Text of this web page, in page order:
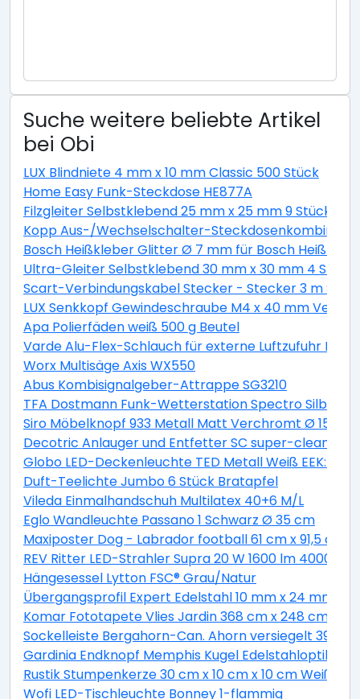
Suche weitere beliebte Artikel
bei Obi
LUX Blindniete 4 mm x 10 mm Classic 500 Stück
Home Easy Funk-Steckdose HE877A
Filzgleiter Selbstklebend 25 mm x 25 mm 9 Stück
Kopp Aus-/Wechselschalter-
Bosch Heißkleber Glitter Ø 7 mm für Bosch
Ultra-Gleiter Selbstklebend 30 mm x 30 mm 4 Stück
Scart-Verbindungskabel Stecker - Stecker 3 m
LUX Senkkopf Gewindeschraube M4 x 40 mm
Apa Polierfäden weiß 500 g Beutel
Varde Alu-Flex-Schlauch für externe Luftzufuhr
Worx Multisäge Axis WX550
Abus Kombisignalgeber-Attrappe SG3210
TFA Dostmann Funk-Wetterstation Spectro Silber
Siro Möbelknopf 933 Metall Matt Verchromt Ø 15 mm
Decotric Anlauger und Entfetter SC super-clean 500
Globo LED-Deckenleuchte TED Metall Weiß EEK: A+
Duft-Teelichte Jumbo 6 Stück Bratapfel
Vileda Einmalhandschuh Multilatex 40+6 M/L
Eglo Wandleuchte Passano 1 Schwarz Ø 35 cm
Maxiposter Dog - Labrador football 61 cm x 91,5 cm
REV Ritter LED-Strahler Supra 20 W 1600 lm 4000 K
Hängesessel Lytton FSC® Grau/Natur
Übergangsprofil Expert Edelstahl 10 mm x 24 mm
Komar Fototapete Vlies Jardin 368 cm x 248 cm
Sockelleiste Bergahorn-Can. Ahorn versiegelt 39
Gardinia Endknopf Memphis Kugel Edelstahloptik 2-
Rustik Stumpenkerze 30 cm x 10 cm x 10 cm Weiß
Wofi LED-Tischleuchte Bonney 1-flammig